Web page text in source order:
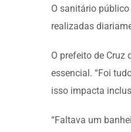
O sanitário
realizadas
O prefeito de Cruz
essencial. “Foi
isso impacta
“Faltava um